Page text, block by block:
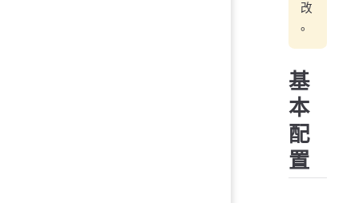
改
。
基
本
配
置